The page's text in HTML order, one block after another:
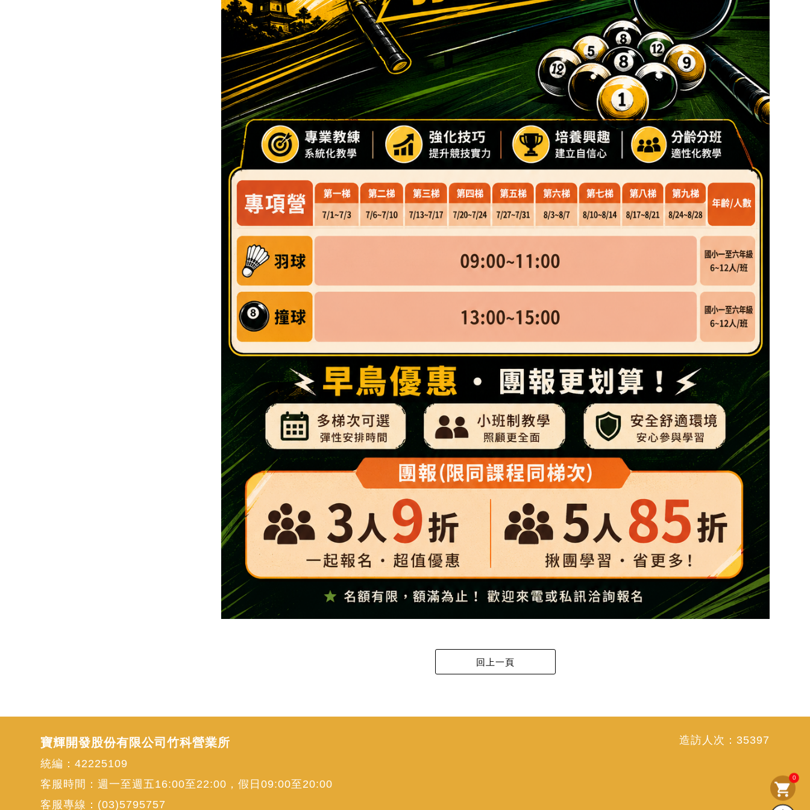
shopping_cart
0
寶輝開發股份有限公司竹科營業所
統編：42225109
客服時間：週一至週五16:00至22:00，假日09:00至20:00
客服專線： (03)5795757
造訪人次： 35397